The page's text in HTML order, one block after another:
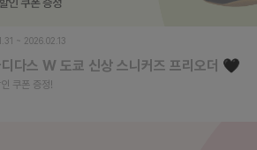
~ 2026.02.13
다스 W 도쿄 신상 스니커즈 프리오더 🖤
쿠폰 증정!